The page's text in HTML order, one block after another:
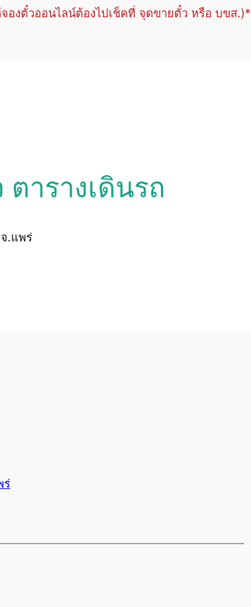
องตั๋วออนไลน์ต้องไปเช็คที่ จุดขายตั๋ว หรือ บขส.)*
ารางเดินรถ
.แพร่
ร่